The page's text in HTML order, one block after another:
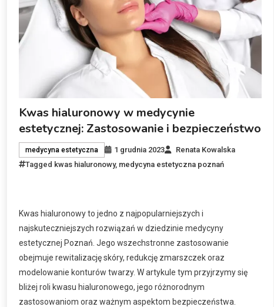
Kwas hialuronowy w medycynie
estetycznej: Zastosowanie i bezpieczeństwo
medycyna estetyczna 1 grudnia 2023
Renata Kowalska
Tagged kwas hialuronowy, medycyna estetyczna poznań
Kwas hialuronowy to jedno z najpopularniejszych i
najskuteczniejszych rozwiązań w dziedzinie medycyny
estetycznej Poznań. Jego wszechstronne zastosowanie
obejmuje rewitalizację skóry, redukcję zmarszczek oraz
modelowanie konturów twarzy. W artykule tym przyjrzymy się
bliżej roli kwasu hialuronowego, jego różnorodnym
zastosowaniom oraz ważnym aspektom bezpieczeństwa.